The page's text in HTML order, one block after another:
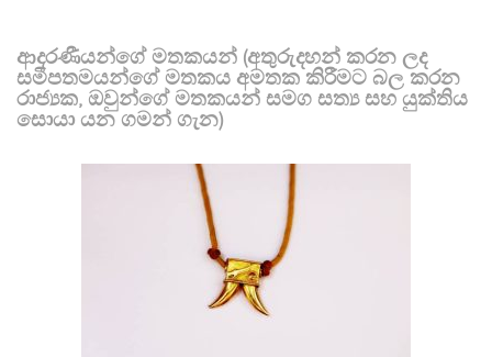
ආදරණීයන්ගේ මතකයන් (අතුරුදහන් කරන ලද
සමීපතමයන්ගේ මතකය අමතක කිරීමට බල කරන
රාජ්‍යක, ඔවුන්ගේ මතකයන් සමග සත්‍ය සහ යුක්තිය
සොයා යන ගමන් ගැන)